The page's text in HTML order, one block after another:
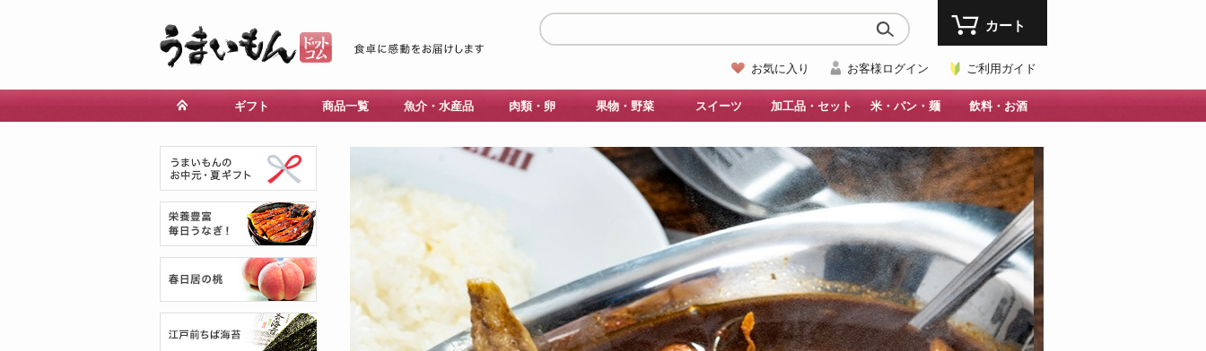
お気に入り お客様ログイン ご利用ガイド
カート
ギフト 商品一覧 魚介・水産品 肉類・卵 果物・野菜 スイーツ 加工品・セット 米・パン・麺 飲料・お酒